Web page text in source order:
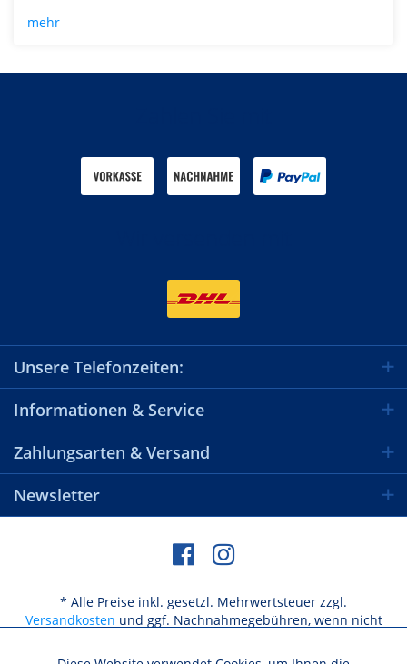
mehr
Unsere Telefonzeiten:
Informationen & Service
Zahlungsarten & Versand
Newsletter
* Alle Preise inkl. gesetzl. Mehrwertsteuer zzgl.
Versandkosten und ggf. Nachnahmegebühren, wenn nicht